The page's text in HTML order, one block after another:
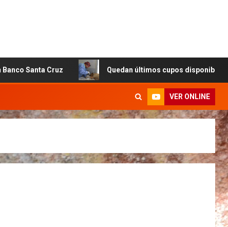
Quedan últimos cupos disponibles para castraciones
VER ONLINE